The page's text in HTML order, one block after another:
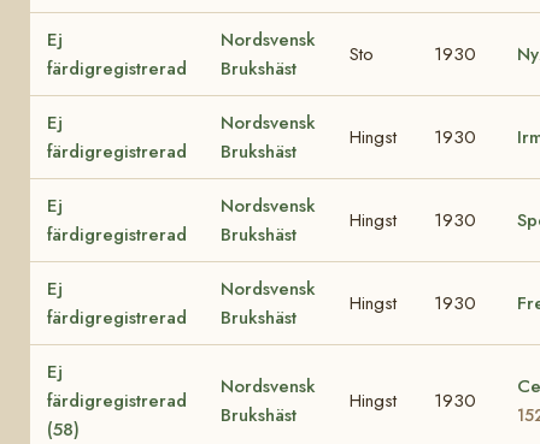
Ej
färdigregistrerad
Nordsvensk
Brukshäst
Sto 1930
Ej
färdigregistrerad
Nordsvensk
Brukshäst
Hingst 1930
Ej
färdigregistrerad
Nordsvensk
Brukshäst
Hingst 1930
Ej
färdigregistrerad
Nordsvensk
Brukshäst
Hingst 1930
Ej
färdigregistrerad
(58)
Nordsvensk
Brukshäst
Hingst 1930